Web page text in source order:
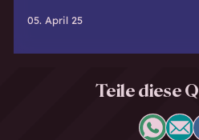
05. April 25
Teile diese